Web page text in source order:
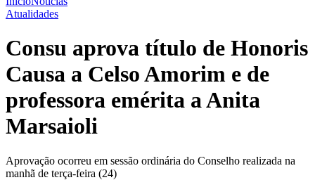
Atualidades
Consu aprova título de Honoris
Causa a Celso Amorim e de
professora emérita a Anita
Marsaioli
Aprovação ocorreu em sessão ordinária do Conselho realizada na
manhã de terça-feira (24)